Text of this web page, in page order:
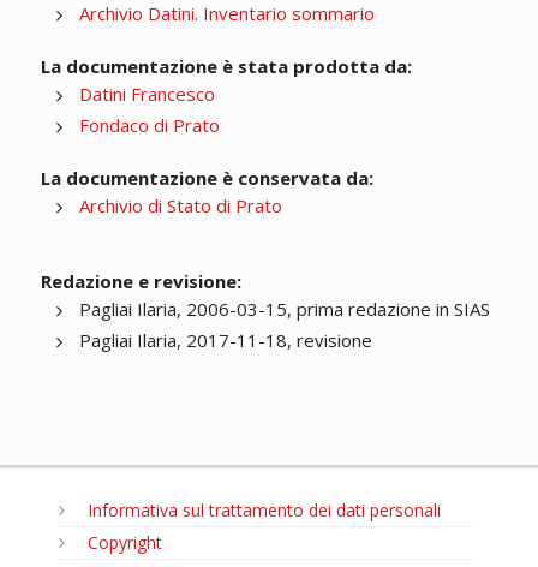
Archivio Datini. Inventario sommario
La documentazione è stata prodotta da:
Datini Francesco
Fondaco di Prato
La documentazione è conservata da:
Archivio di Stato di Prato
Redazione e revisione:
Pagliai Ilaria, 2006-03-15, prima redazione in SIAS
Pagliai Ilaria, 2017-11-18, revisione
Informativa sul trattamento dei dati personali
Copyright